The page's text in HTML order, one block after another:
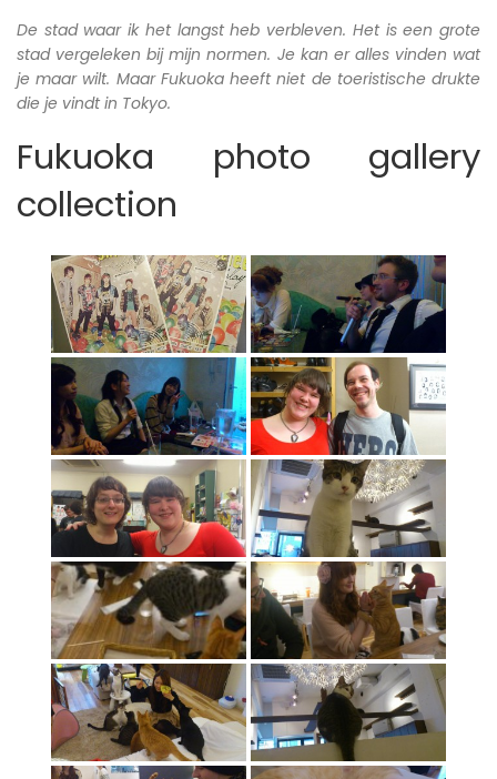
De stad waar ik het langst heb verbleven. Het is een grote
stad vergeleken bij mijn normen. Je kan er alles vinden wat
je maar wilt. Maar Fukuoka heeft niet de toeristische drukte
die je vindt in Tokyo.
Fukuoka photo gallery
collection